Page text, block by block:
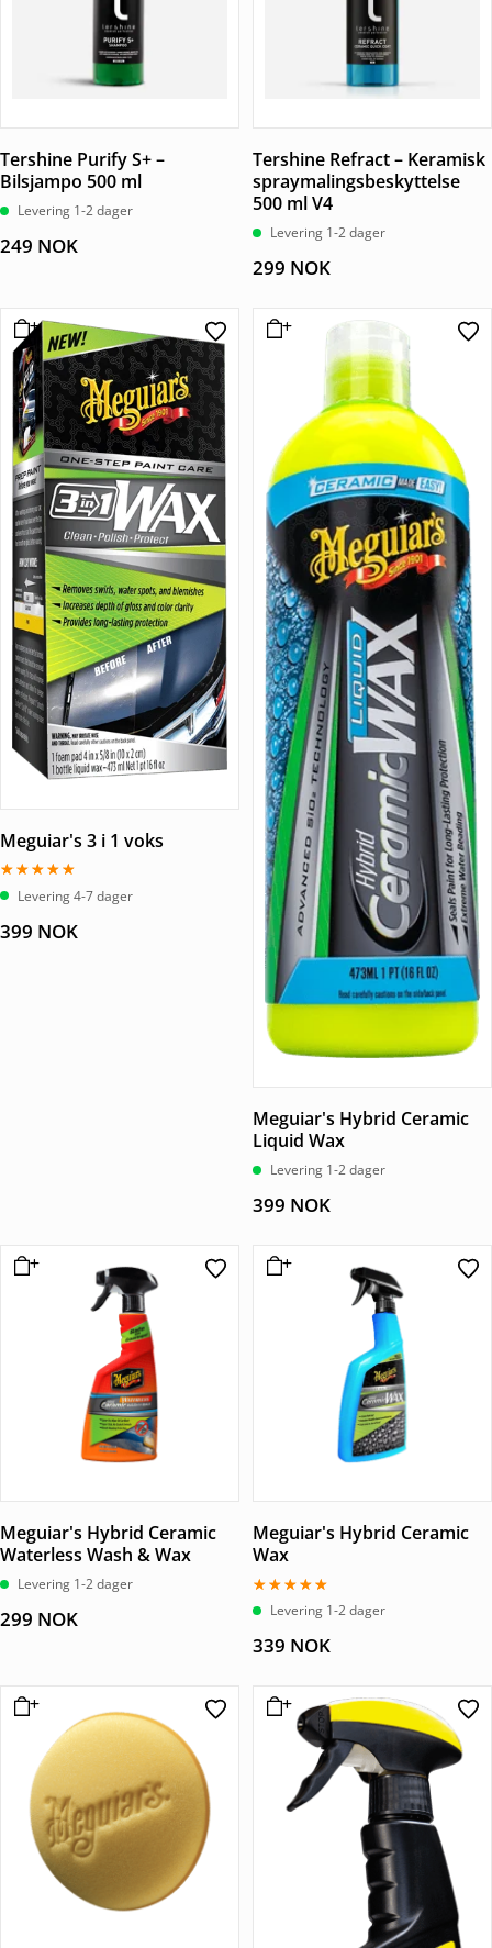
Tershine Purify S+ –
Bilsjampo 500 ml
Levering 1-2 dager
249 NOK
Tershine Refract – Keramisk
spraymalingsbeskyttelse
500 ml V4
Levering 1-2 dager
299 NOK
Meguiar's 3 i 1 voks
Vurdert
5.00Levering 4-7 dager
399 NOK
Meguiar's Hybrid Ceramic
Liquid Wax
Levering 1-2 dager
399 NOK
Meguiar's Hybrid Ceramic
Waterless Wash & Wax
Levering 1-2 dager
299 NOK
Meguiar's Hybrid Ceramic
Wax
Vurdert
5.00Levering 1-2 dager
339 NOK